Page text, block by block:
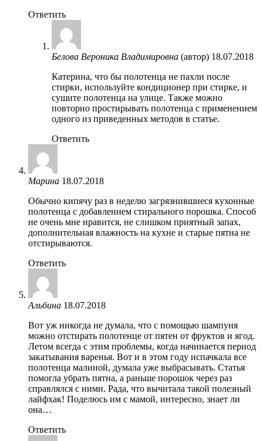
Ответить
Белова Вероника Владимировна (автор) 18.07.2018
Катерина, что бы полотенца не пахли после
стирки, используйте кондиционер при стирке, и
сушите полотенца на улице. Также можно
повторно простирывать полотенца с применением
одного из приведенных методов в статье.
Ответить
Марина 18.07.2018
Обычно кипячу раз в неделю загрязнившиеся кухонные
полотенца с добавлением стирального порошка. Способ
не очень мне нравится, не слишком приятный запах,
дополнительная влажность на кухне и старые пятна не
отстирываются.
Ответить
Альбина 18.07.2018
Вот уж никогда не думала, что с помощью шампуня
можно отстирать полотенце от пятен от фруктов и ягод.
Летом всегда с этим проблемы, когда начинается период
закатывания варенья. Вот и в этом году испачкала все
полотенца малиной, думала уже выбрасывать. Статья
помогла убрать пятна, а раньше порошок через раз
справлялся с ними. Рада, что вычитала такой полезный
лайфхак! Поделюсь им с мамой, интересно, знает ли
она…
Ответить